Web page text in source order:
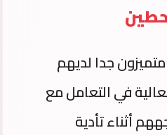
جدا لديهم
في التعامل مع
أثناء تأدية